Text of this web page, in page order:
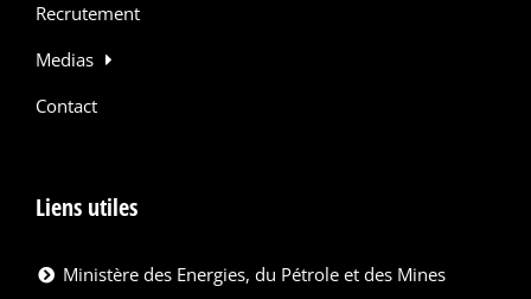
Recrutement
Medias
Contact
Liens utiles
Ministère des Energies, du Pétrole et des Mines